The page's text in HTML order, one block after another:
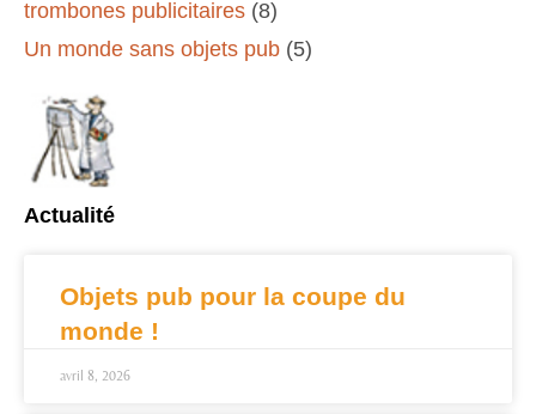
trombones publicitaires (8)
Un monde sans objets pub (5)
Actualité
Objets pub pour la coupe du
monde !
avril 8, 2026